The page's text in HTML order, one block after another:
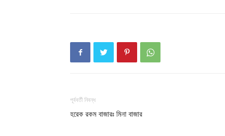
পূর্ববর্তী নিবন্ধ
হরেক রকম বাজারঃ মিনা বাজার